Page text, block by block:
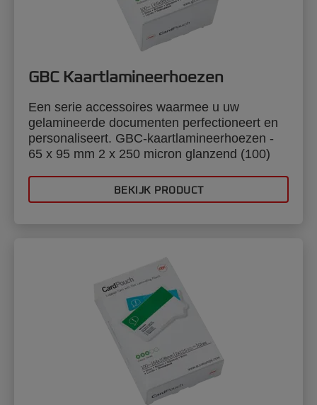
GBC Kaartlamineerhoezen
Een serie accessoires waarmee u uw
gelamineerde documenten perfectioneert en
personaliseert. GBC-kaartlamineerhoezen -
65 x 95 mm 2 x 250 micron glanzend (100)
BEKIJK PRODUCT